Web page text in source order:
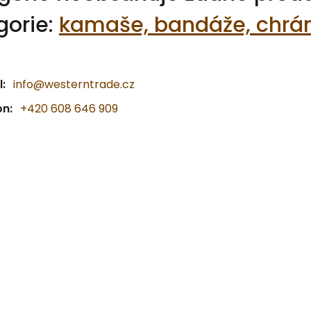
kamaše, bandáže,
info@westerntrade.cz
+420 608 646 909